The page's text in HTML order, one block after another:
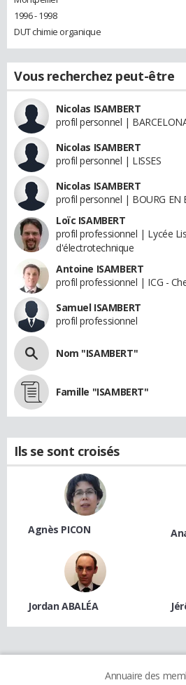
1996 - 1998
DUT chimie organique
Vous recherchez peut-être
Nicolas ISAMBERT
profil personnel |
Nicolas ISAMBERT
profil personnel | LISSES
Nicolas ISAMBERT
profil personnel | BOURG EN
Loïc ISAMBERT
profil professionnel | Lycée
d'électrotechnique
Antoine ISAMBERT
profil professionnel | ICG -
Samuel ISAMBERT
profil professionnel
Nom "ISAMBERT"
Famille "ISAMBERT"
Ils se sont croisés
Agnès PICON
Jordan ABALÉA
Annuaire des